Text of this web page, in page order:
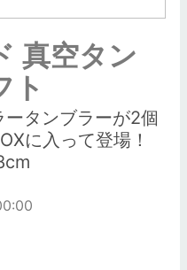
真空タン
ト
タンブラーが2個
に入って登場！